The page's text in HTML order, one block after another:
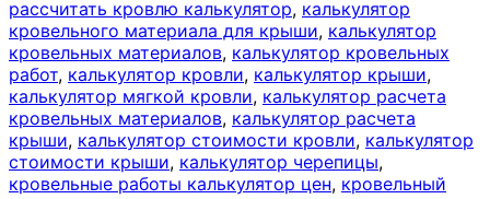
рассчитать кровлю калькулятор, калькулятор
кровельного материала для крыши, калькулятор
кровельных материалов, калькулятор кровельных
работ, калькулятор кровли, калькулятор крыши,
калькулятор мягкой кровли, калькулятор расчета
кровельных материалов, калькулятор расчета
крыши, калькулятор стоимости кровли, калькулятор
стоимости крыши, калькулятор черепицы,
кровельные работы калькулятор цен, кровельный